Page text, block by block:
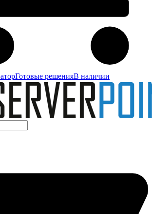
Готовые решенияВ наличии